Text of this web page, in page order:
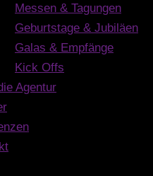
Messen & Tagungen
Geburtstage & Jubiläen
Galas & Empfänge
Kick Offs
Agentur